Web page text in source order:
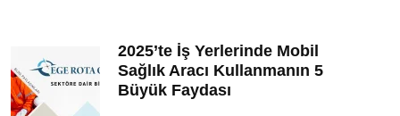
2025’te İş Yerlerinde Mobil
Sağlık Aracı Kullanmanın 5
Büyük Faydası